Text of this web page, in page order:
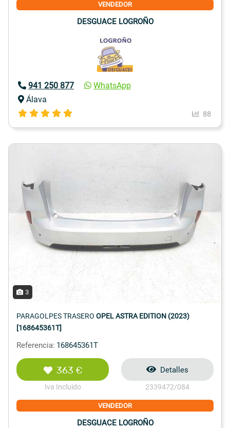
VENDEDOR
DESGUACE LOGROÑO
941 250 877
WhatsApp
Álava
88
3
PARAGOLPES TRASERO OPEL ASTRA EDITION (2023)
[168645361T]
Referencia: 168645361T
363 €
Iva Incluido
Detalles
2339472/084
VENDEDOR
DESGUACE LOGROÑO